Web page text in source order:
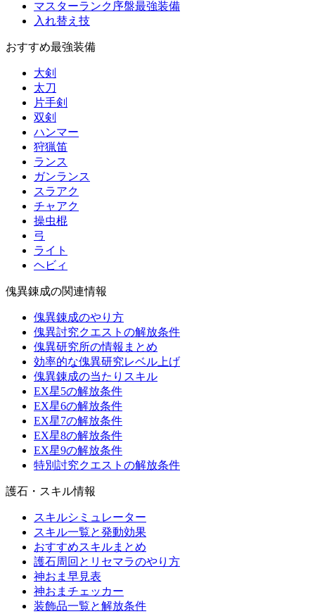
マスターランク序盤最強装備
入れ替え技
おすすめ最強装備
大剣
太刀
片手剣
双剣
ハンマー
狩猟笛
ランス
ガンランス
スラアク
チャアク
操虫棍
弓
ライト
ヘビィ
傀異錬成の関連情報
傀異錬成のやり方
傀異討究クエストの解放条件
傀異研究所の情報まとめ
効率的な傀異研究レベル上げ
傀異錬成の当たりスキル
EX星5の解放条件
EX星6の解放条件
EX星7の解放条件
EX星8の解放条件
EX星9の解放条件
特別討究クエストの解放条件
護石・スキル情報
スキルシミュレーター
スキル一覧と発動効果
おすすめスキルまとめ
護石周回とリセマラのやり方
神おま早見表
神おまチェッカー
装飾品一覧と解放条件